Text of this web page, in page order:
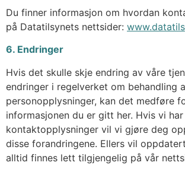
Du finner informasjon om hvordan
på Datatilsynets nettsider:
6. Endringer
Hvis det skulle skje endring av våre
endringer i regelverket om behandling
personopplysninger, kan det medføre
informasjonen du er gitt her. Hvis vi
kontaktopplysninger vil vi gjøre deg
disse forandringene. Ellers vil
alltid finnes lett tilgjengelig på vår